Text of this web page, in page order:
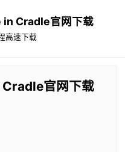
Cradle官网下载
高速下载
官网下载